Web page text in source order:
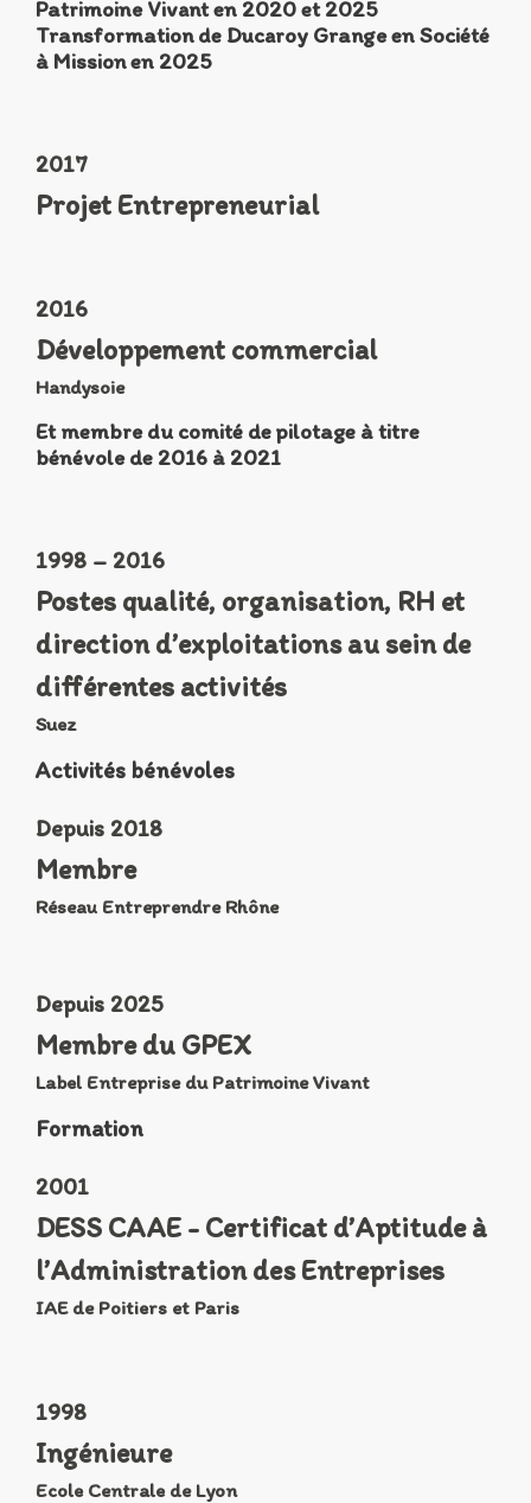
Patrimoine Vivant en 2020 et 2025
Transformation de Ducaroy Grange en Société
à Mission en 2025
2017
Projet Entrepreneurial
2016
Développement commercial
Handysoie
Et membre du comité de pilotage à titre
bénévole de 2016 à 2021
1998 – 2016
Postes qualité, organisation, RH et
direction d’exploitations au sein de
différentes activités
Suez
Activités bénévoles
Depuis 2018
Membre
Réseau Entreprendre Rhône
Depuis 2025
Membre du GPEX
Label Entreprise du Patrimoine Vivant
Formation
2001
DESS CAAE - Certificat d’Aptitude à
l’Administration des Entreprises
IAE de Poitiers et Paris
1998
Ingénieure
Ecole Centrale de Lyon